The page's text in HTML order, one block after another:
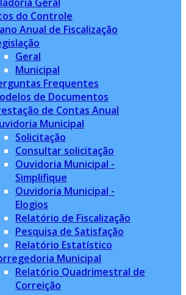
do Controle
Anual de Fiscalização
Geral
Municipal
Frequentes
de Documentos
de Contas Anual
Municipal
Solicitação
Consultar solicitação
Ouvidoria Municipal -
Simplifique
Ouvidoria Municipal -
Elogios
Relatório de Fiscalização
Pesquisa de Satisfação
Relatório Estatístico
Municipal
Relatório Quadrimestral de
Correição